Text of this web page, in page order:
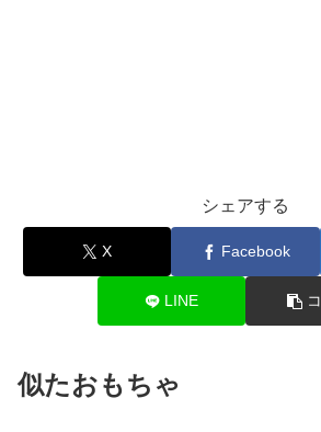
シェアする
X Facebook
LINE
似たおもちゃ